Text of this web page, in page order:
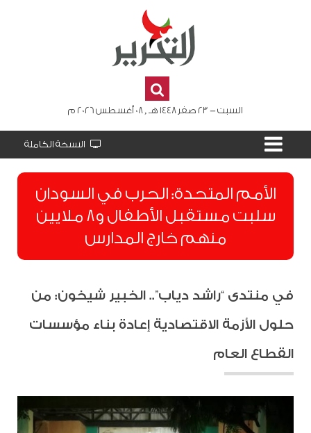
السبت - 23 صفر 1448 هـ , 08 أغسطس 2026 م
النسخة الكاملة
الأمم المتحدة: الحرب في السودان
سلبت مستقبل الأطفال و8 ملايين
منهم خارج المدارس
في منتدى “راشد دياب”.. الخبير شيخون: من
حلول الأزمة الاقتصادية إعادة بناء مؤسسات
القطاع العام